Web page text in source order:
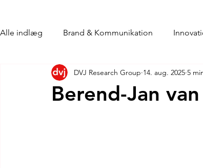
Alle indlæg Brand & Kommunikation
Interview om Brand Growth
Berend-Jan
DVJ Research Group 14. aug. 2025 5